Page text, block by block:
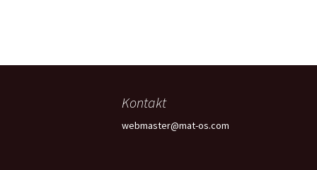
Kontakt
webmaster@mat-os.com